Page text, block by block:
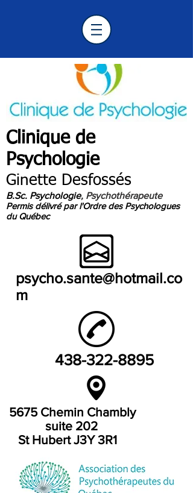
Clinique de
Psychologie
Ginette Desfossés
B.Sc. Psychologie, Psychothérapeute
Permis délivré par l'Ordre des Psychologues
du Québec
psycho.sante@hotmail.co
m
438-322-8895
5675 Chemin Chambly
suite 202
St Hubert J3Y 3R1